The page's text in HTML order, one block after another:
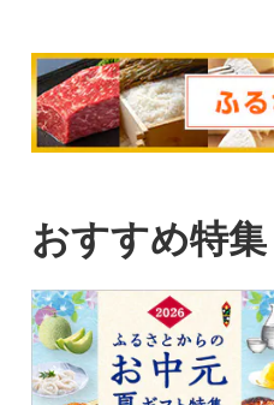
おすすめ特集